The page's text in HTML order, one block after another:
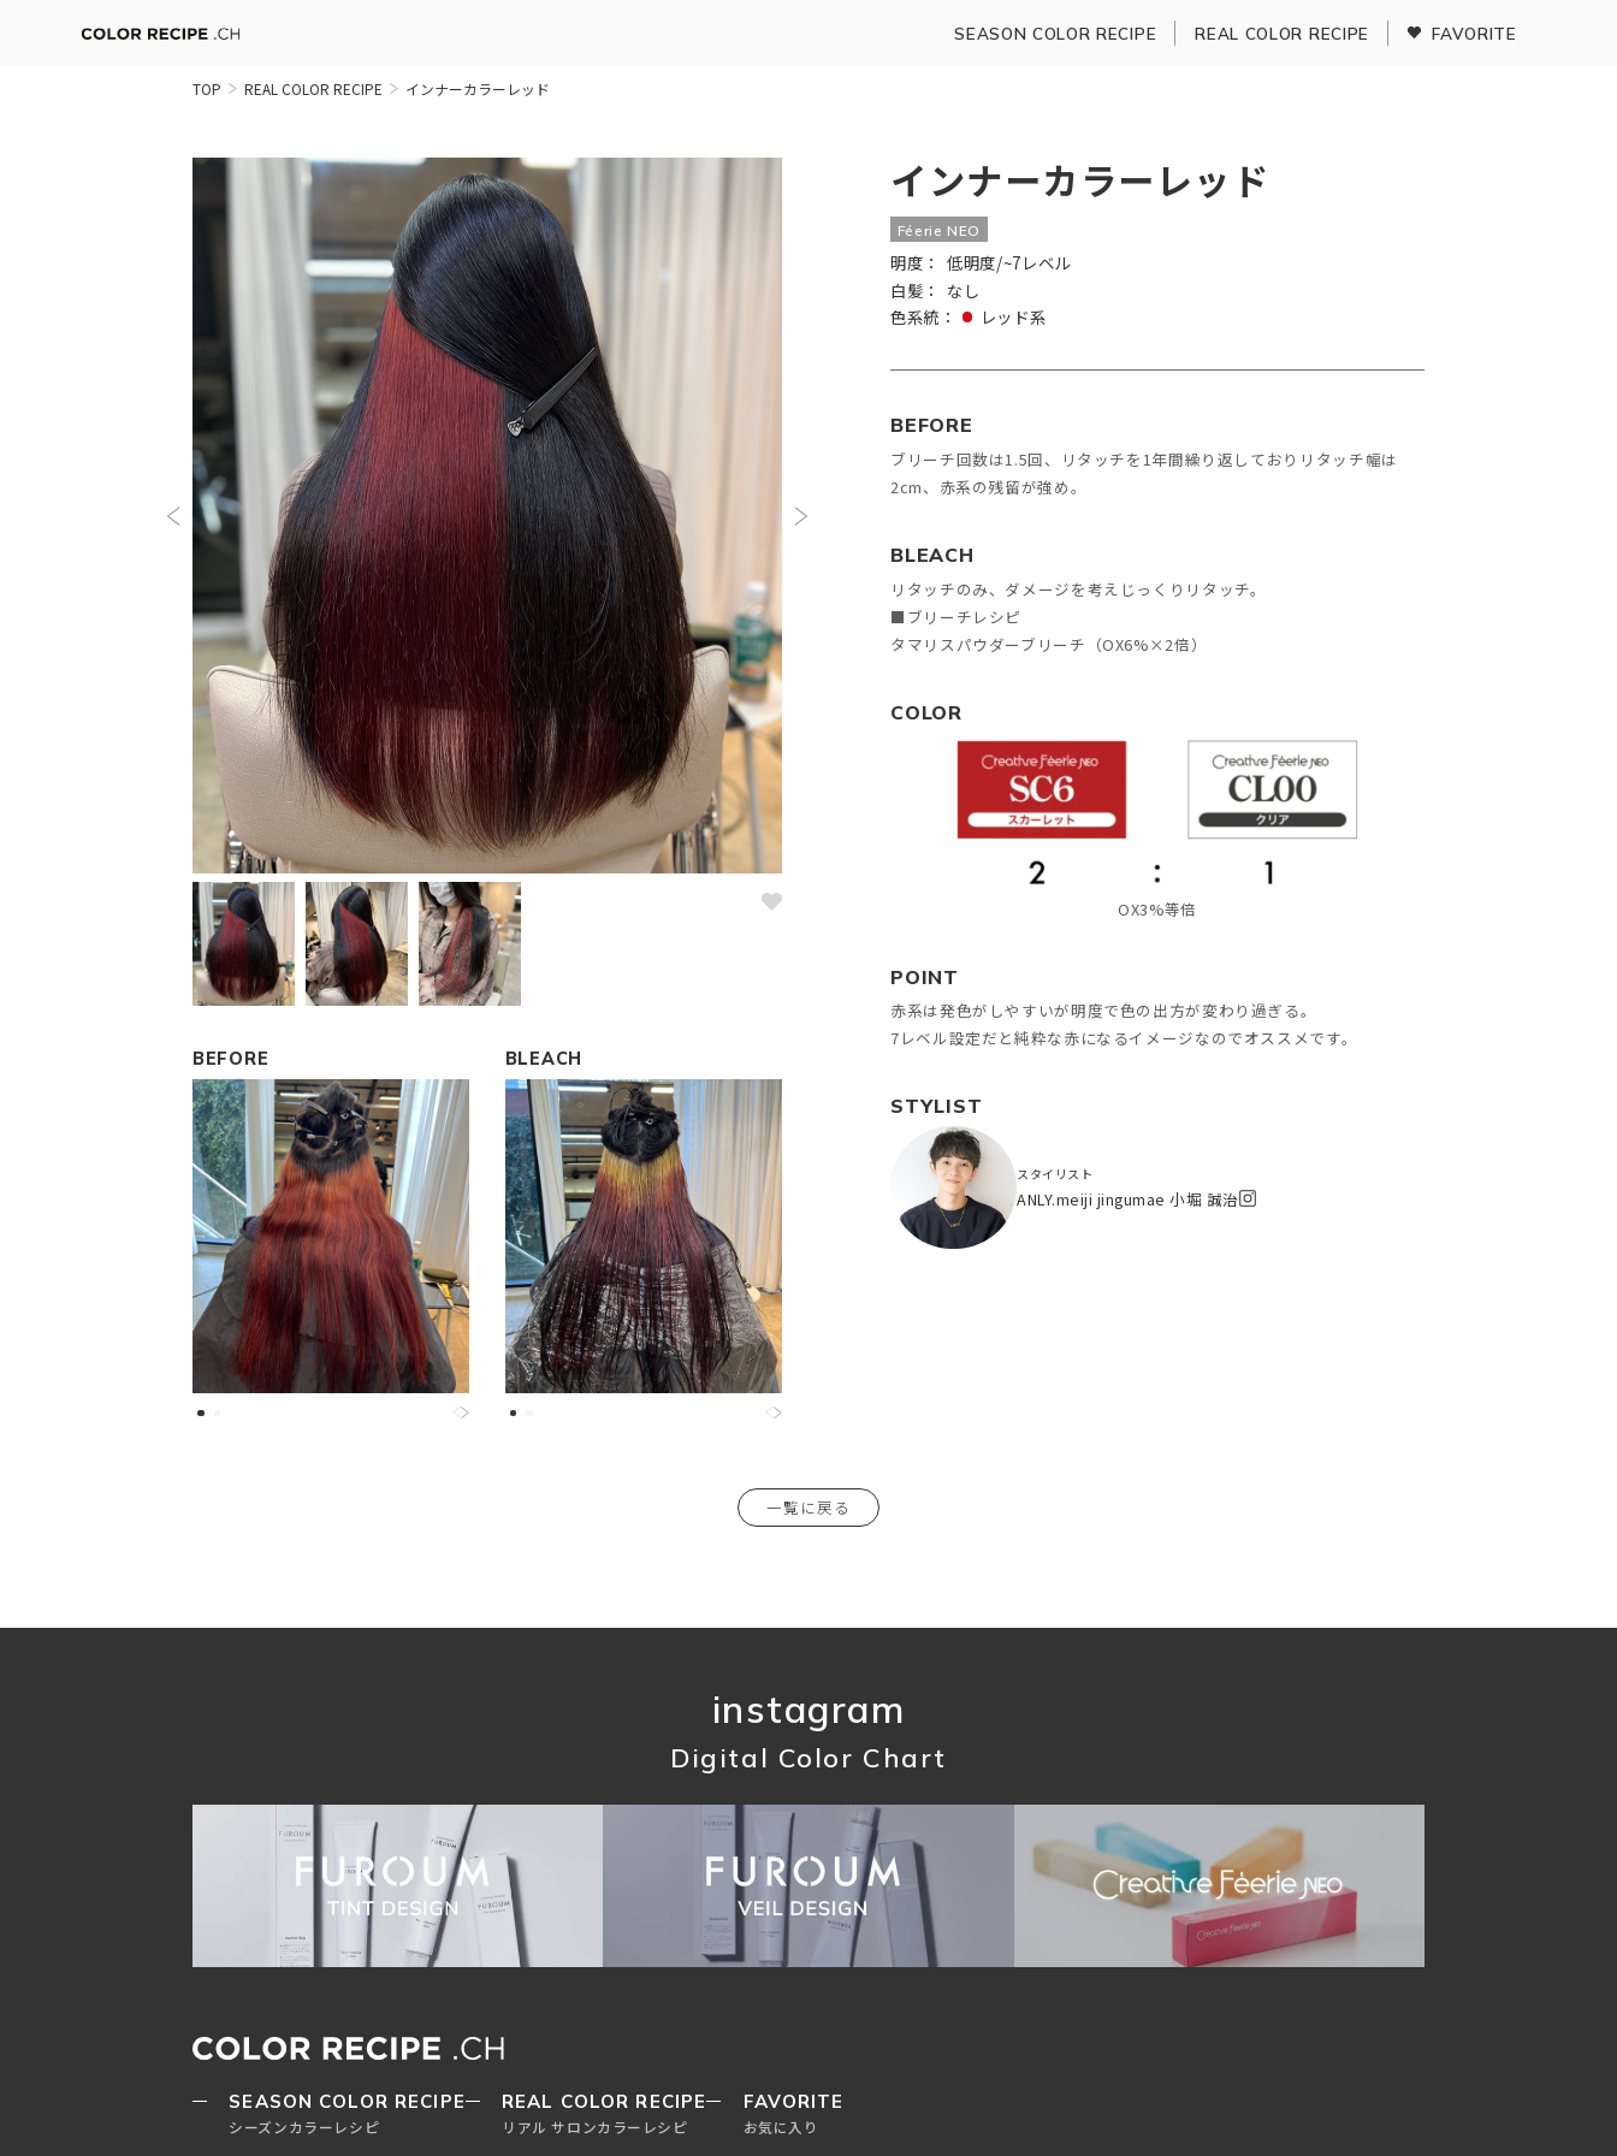
SEASON COLOR RECIPE REAL COLOR RECIPE FAVORITE
TOP REAL COLOR RECIPE インナーカラーレッド
BEFORE BLEACH
インナーカラーレッド
Féerie NEO
明度： 低明度/~7レベル
白髪：
なし
色系統：
レッド系
BEFORE
ブリーチ回数は1.5回、リタッチを1年間繰り返しておりリタッチ幅は
2cm、赤系の残留が強め。
BLEACH
リタッチのみ、ダメージを考えじっくりリタッチ。
■ブリーチレシピ
タマリスパウダーブリーチ（OX6%×2倍）
COLOR
OX3%等倍
POINT
赤系は発色がしやすいが明度で色の出方が変わり過ぎる。
7レベル設定だと純粋な赤になるイメージなのでオススメです。
STYLIST
スタイリスト
ANLY.meiji jingumae 小堀 誠治
一覧に戻る
instagram
Digital Color Chart
SEASON COLOR RECIPE
シーズンカラーレシピ
REAL COLOR RECIPE
リアル サロンカラーレシピ
FAVORITE
お気に入り